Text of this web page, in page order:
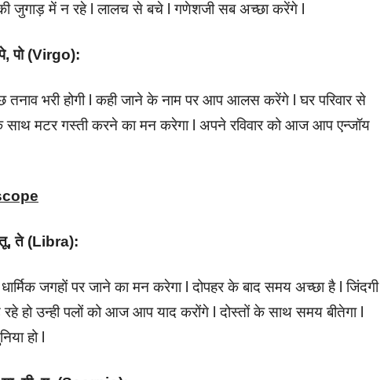
जुगाड़ में न रहे l लालच से बचे l गणेशजी सब अच्छा करेंगे l
पो (Virgo):
भरी होगी l कही जाने के नाम पर आप आलस करेंगे l घर परिवार से
साथ मटर गस्ती करने का मन करेगा l अपने रविवार को आज आप एन्जॉय
तू, ते (Libra):
जगहों पर जाने का मन करेगा l दोपहर के बाद समय अच्छा है l जिंदगी
हो उन्ही पलों को आज आप याद करोंगे l दोस्तों के साथ समय बीतेगा l
हो l